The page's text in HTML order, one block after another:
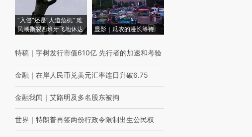
“入侵”还是“人道危机” 难
民潮撕裂西班牙飞地休达
显影｜瓜农的漫长等待
特稿 ｜ 宇树发行市值610亿 先行者的加速和考验
金融 ｜ 在岸人民币兑美元汇率连日升破6.75
金融我闻 ｜ 艾路明及多名股东被拘
世界 ｜ 特朗普再签两份行政令限制出生公民权